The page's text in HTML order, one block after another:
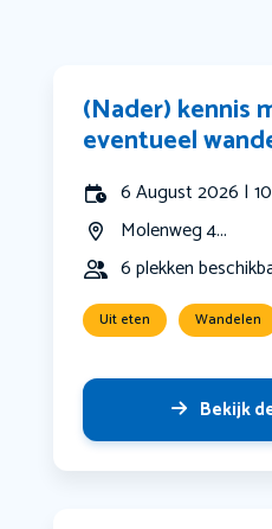
(Nader) kennis
eventueel
6 August 2026 |
Molenweg 4...
6 plekken
Uit eten Wandelen
Bekijk